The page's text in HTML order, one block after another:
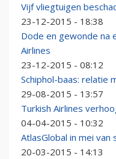
Vijf vliegtuigen
23-12-2015 - 18:38
Dode en gewonde na
Airlines
23-12-2015 - 08:12
Schiphol-baas: relatie
29-08-2015 - 13:57
Turkish Airlines
04-04-2015 - 10:32
AtlasGlobal in mei
20-03-2015 - 14:13